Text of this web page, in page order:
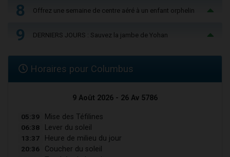
8 Offrez une semaine de centre aéré à un enfant orphelin
9 DERNIERS JOURS : Sauvez la jambe de Yohan
Horaires pour Columbus
9 Août 2026 - 26 Av 5786
05:39 Mise des Téfilines
06:38 Lever du soleil
13:37 Heure de milieu du jour
20:36 Coucher du soleil